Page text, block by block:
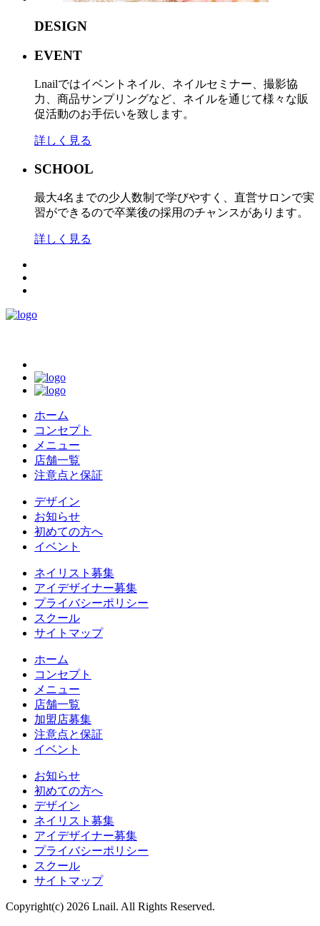
DESIGN
EVENT
Lnailではイベントネイル、ネイルセミナー、撮影協
力、商品サンプリングなど、ネイルを通じて様々な販
促活動のお手伝いを致します。
詳しく見る
SCHOOL
最大4名までの少人数制で学びやすく、直営サロンで実
習ができるので卒業後の採用のチャンスがあります。
詳しく見る
ホーム
コンセプト
メニュー
店舗一覧
注意点と保証
デザイン
お知らせ
初めての方へ
イベント
ネイリスト募集
アイデザイナー募集
プライバシーポリシー
スクール
サイトマップ
ホーム
コンセプト
メニュー
店舗一覧
加盟店募集
注意点と保証
イベント
お知らせ
初めての方へ
デザイン
ネイリスト募集
アイデザイナー募集
プライバシーポリシー
スクール
サイトマップ
Copyright(c) 2026 Lnail. All Rights Reserved.